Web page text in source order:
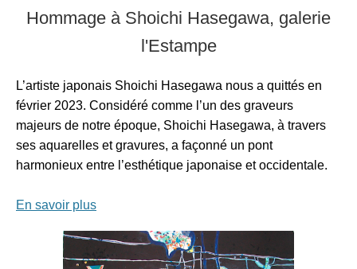
Hommage à Shoichi Hasegawa, galerie
l'Estampe
L’artiste japonais Shoichi Hasegawa nous a quittés en
février 2023. Considéré comme l’un des graveurs
majeurs de notre époque, Shoichi Hasegawa, à travers
ses aquarelles et gravures, a façonné un pont
harmonieux entre l’esthétique japonaise et occidentale.
En savoir plus